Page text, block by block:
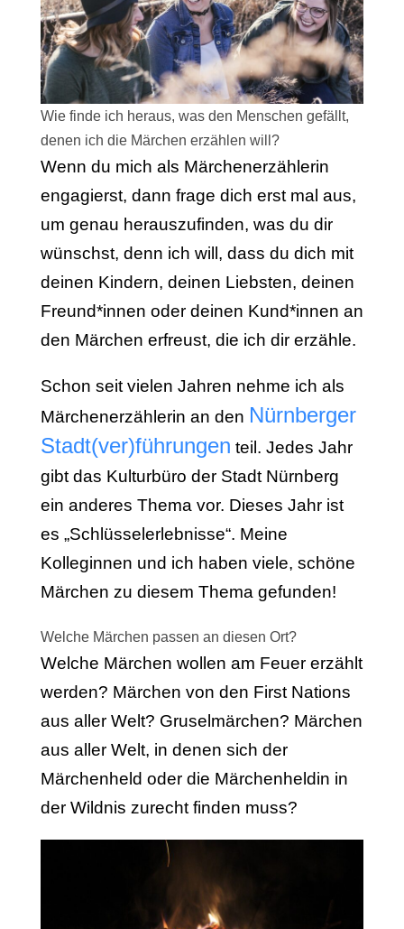
Wie finde ich heraus, was den Menschen gefällt,
denen ich die Märchen erzählen will?
Wenn du mich als Märchenerzählerin
engagierst, dann frage dich erst mal aus,
um genau herauszufinden, was du dir
wünschst, denn ich will, dass du dich mit
deinen Kindern, deinen Liebsten, deinen
Freund*innen oder deinen Kund*innen an
den Märchen erfreust, die ich dir erzähle.
Schon seit vielen Jahren nehme ich als
Märchenerzählerin an den Nürnberger
Stadt(ver)führungen teil. Jedes Jahr
gibt das Kulturbüro der Stadt Nürnberg
ein anderes Thema vor. Dieses Jahr ist
es „Schlüsselerlebnisse“. Meine
Kolleginnen und ich haben viele, schöne
Märchen zu diesem Thema gefunden!
Welche Märchen passen an diesen Ort?
Welche Märchen wollen am Feuer erzählt
werden? Märchen von den First Nations
aus aller Welt? Gruselmärchen? Märchen
aus aller Welt, in denen sich der
Märchenheld oder die Märchenheldin in
der Wildnis zurecht finden muss?